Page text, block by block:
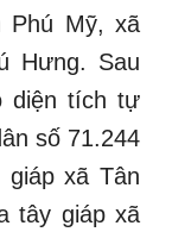
Phú Mỹ, xã
Hưng. Sau
diện tích tự
số 71.244
xã Tân
tây giáp xã